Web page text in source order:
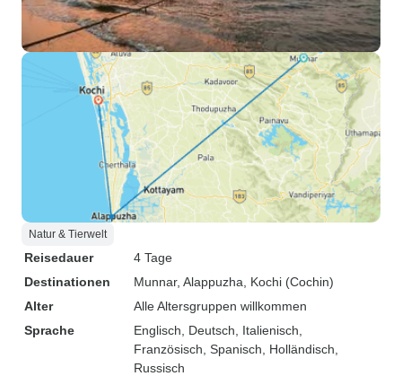
Natur & Tierwelt
Reisedauer
4 Tage
Destinationen
Munnar, Alappuzha , Kochi (Cochin)
Alter
Alle Altersgruppen willkommen
Sprache
Englisch, Deutsch, Italienisch,
Französisch, Spanisch, Holländisch,
Russisch